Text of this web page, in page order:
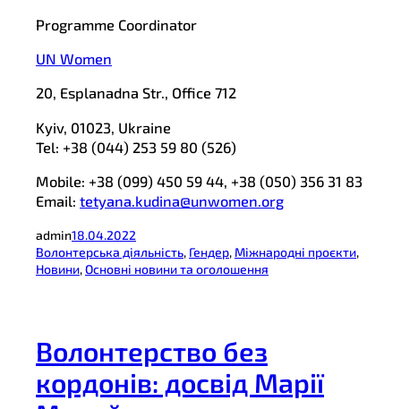
Programme Coordinator
UN Women
20, Esplanadna Str., Office 712
Kyiv, 01023, Ukraine
Tel: +38 (044) 253 59 80 (526)
Mobile: +38 (099) 450 59 44, +38 (050) 356 31 83
Email: tetyana.kudina@unwomen.org
admin18.04.2022
Волонтерська діяльність, Гендер, Міжнародні проєкти
Новини, Основні новини та оголошення
Волонтерство без
кордонів: досвід Марії